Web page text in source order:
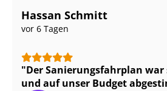
Hassan Schmitt
vor 6 Tagen
Der Sa­nie­rungs­fahr­plan
und auf unser Budget